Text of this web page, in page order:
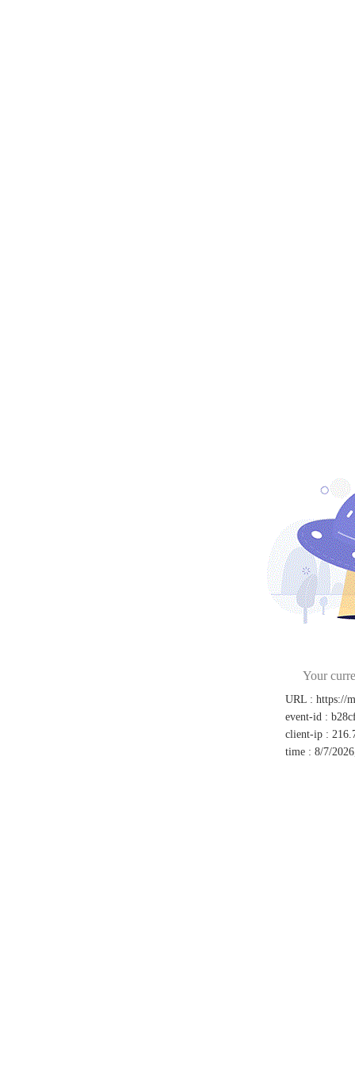
Your
URL : https://
event-id :
client-ip :
time : 8/7/